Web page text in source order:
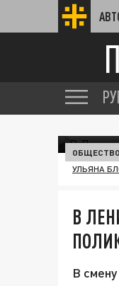
ОБЩЕСТВО
УЛЬЯНА
В
В